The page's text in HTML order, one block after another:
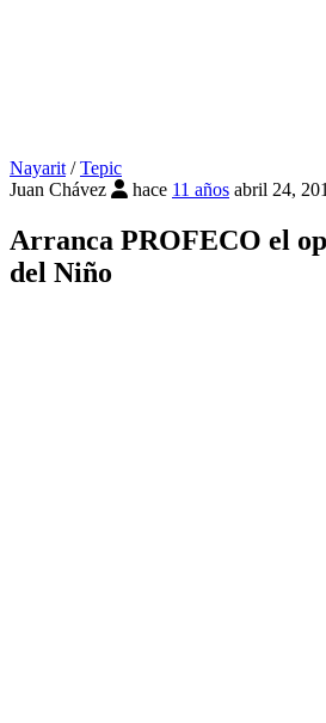
Nayarit/Tepic
Juan Chávez
hace 11 años abril 24,
Arranca PROFECO el
del Niño